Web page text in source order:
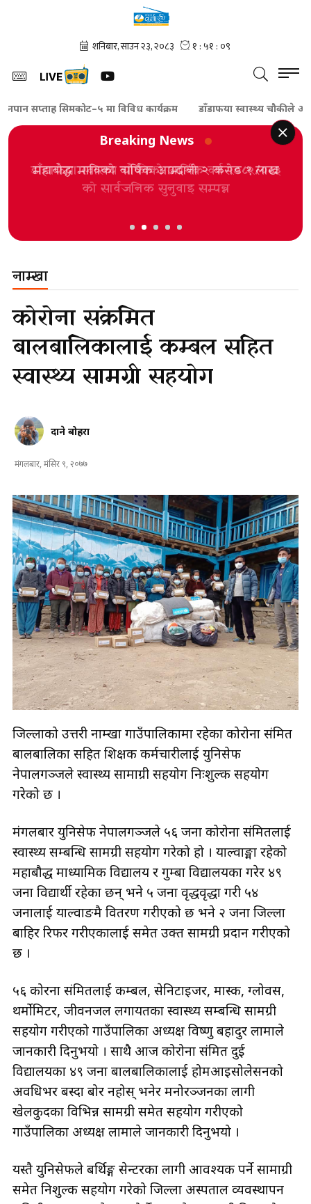
सप्ताह सिमकोट–५ मा विविध कार्यक्रम डाँडाफया स्वास्थ्य चौकीले
Breaking News
डाँडाफया स्वास्थ्य चौकीको आर्थिक वर्ष २०८२/०८३
को सार्वजनिक सुनुवाइ सम्पन्न
नाम्खा
कोरोना संक्रमित
बालबालिकालाई कम्बल सहित
स्वास्थ्य सामग्री सहयोग
दाने बोहरा
मंगलबार, मंसिर ९, २०७७
जिल्लाको उत्तरी नाम्खा गाउँपालिकामा रहेका कोरोना संक्रमित
बालबालिका सहित शिक्षक कर्मचारीलाई युनिसेफ
नेपालगञ्जले स्वास्थ्य सामाग्री सहयोग निःशुल्क सहयोग
गरेको छ ।
मंगलबार युनिसेफ नेपालगञ्जले ५६ जना कोरोना संक्रमितलाई
स्वास्थ्य सम्बन्धि सामग्री सहयोग गरेको हो । याल्वाङ्मा रहेको
महाबौद्ध माध्यामिक विद्यालय र गुम्बा विद्यालयका गरेर ४९
जना विद्यार्थी रहेका छन् भने ५ जना वृद्धवृद्धा गरी ५४
जनालाई याल्वाङमै वितरण गरीएको छ भने २ जना जिल्ला
बाहिर रिफर गरीएकालाई समेत उक्त सामग्री प्रदान गरीएको
छ ।
५६ कोरना संक्रमितलाई कम्बल, सेनिटाइजर, मास्क, ग्लोवस,
थर्मोमिटर, जीवनजल लगायतका स्वास्थ्य सम्बन्धि सामग्री
सहयोग गरीएको गाउँपालिका अध्यक्ष विष्णु बहादुर लामाले
जानकारी दिनुभयो । साथै आज कोरोना संक्रमित दुई
विद्यालयका ४९ जना बालबालिकालाई होमआइसोलेसनको
अवधिभर बस्दा बोर नहोस् भनेर मनोरञ्जनका लागी
खेलकुदका विभिन्न सामग्री समेत सहयोग गरीएको
गाउँपालिका अध्यक्ष लामाले जानकारी दिनुभयो ।
यस्तै युनिसेफले बर्थिङ्ग सेन्टरका लागी आवश्यक पर्ने सामाग्री
समेत निशुल्क सहयोग गरेको जिल्ला अस्पताल व्यवस्थापन